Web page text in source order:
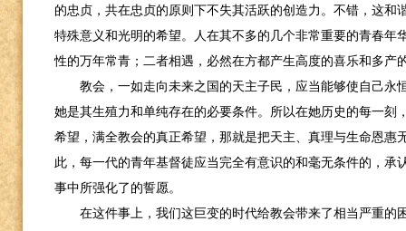
的忠贞，共在忠贞的原则下不失其活跃的创造力。不错，这和
特殊意义和光明的希望。人在其不多的几个非常重要的青春年
性的万年常青；二者相遇，必然在方都产生高度的喜乐和多产
教会，一如走向未来之国的天主子民，应当能够使自己永
她是其生殖力和单纯存在的必要条件。所以在她历史的每一刻
希望，满全教会的真正希望，那就是把天主、真理与生命恩惠
此，每一代的青年基督徒应当完全有意识的和毫无条件的，承
事中所强化了的誓愿。
在这件事上，我们这巨变的时代给教会带来了相当严重的